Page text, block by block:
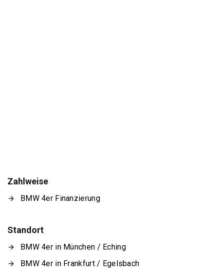
Zahlweise
BMW 4er Finanzierung
Standort
BMW 4er in München / Eching
BMW 4er in Frankfurt / Egelsbach